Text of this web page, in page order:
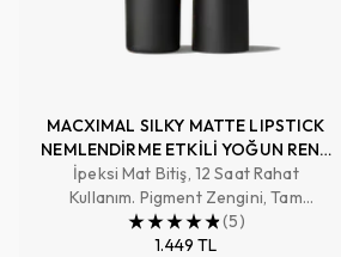
MACXIMAL SILKY MATTE LIPSTICK
NEMLENDİRME ETKİLİ YOĞUN RENK
SAĞLAYAN RUJ
İpeksi Mat Bitiş, 12 Saat Rahat
Kullanım. Pigment Zengini, Tam
Kapatıcılık Sağlayan Renk
(5)
1.449 TL